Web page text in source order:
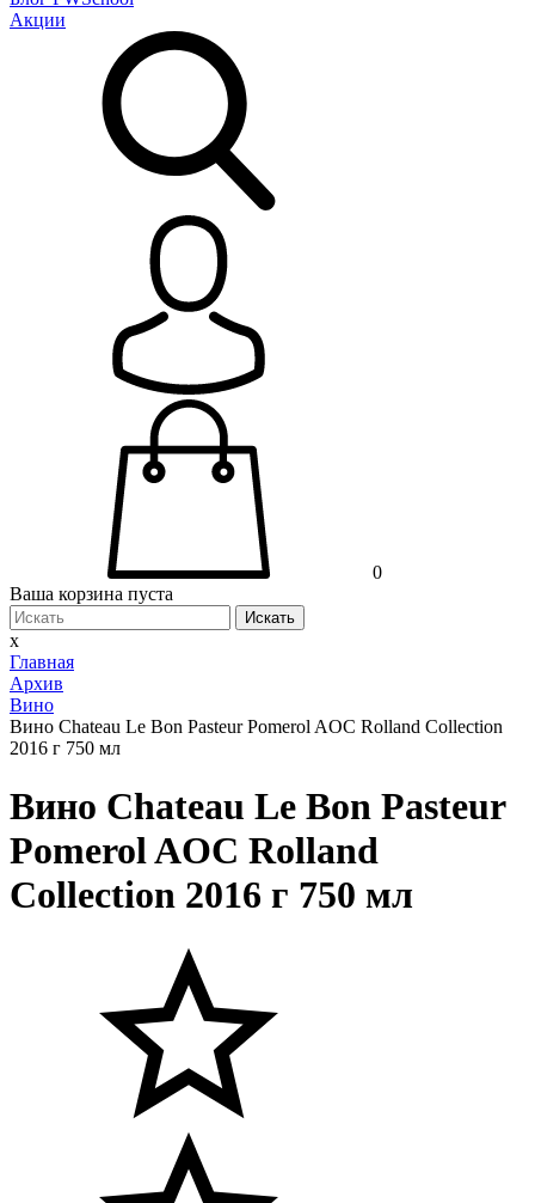
Акции
0
Ваша корзина пуста
Искать
x
Главная
Архив
Вино
Вино Chateau Le Bon Pasteur Pomerol AOC Rolland Collection
2016 г 750 мл
Вино Chateau Le Bon Pasteur
Pomerol AOC Rolland
Collection 2016 г 750 мл